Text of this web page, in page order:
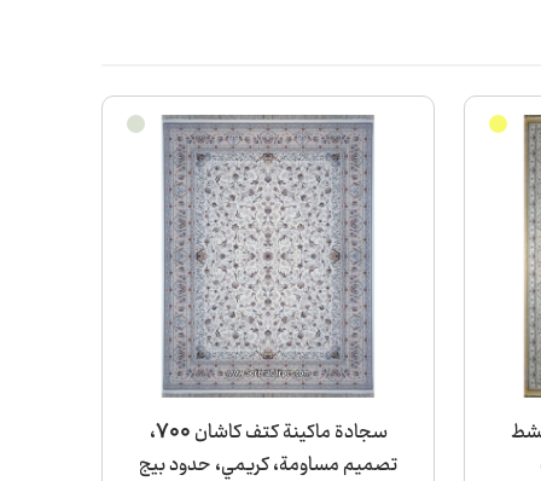
كاشان 700 مشط
سجادة ماكينة كتف كاشان 700،
تصميم مساومة، كريمي، حدود بيج